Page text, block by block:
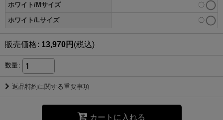
ホワイト/Mサイズ 〇
ホワイト/Lサイズ 〇
販売価格: 13,970円 (税込)
数量:
返品特約に関する重要事項
カートに入れる